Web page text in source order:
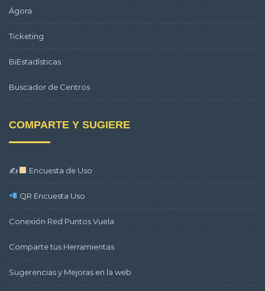
Ágora
Ticketing
BiEstadísticas
Buscador de Centros
COMPARTE Y SUGIERE
✍ Encuesta de Uso
QR Encuesta Uso
Conexión Red Puntos Vuela
Comparte tus Herramientas
Sugerencias y Mejoras en la web